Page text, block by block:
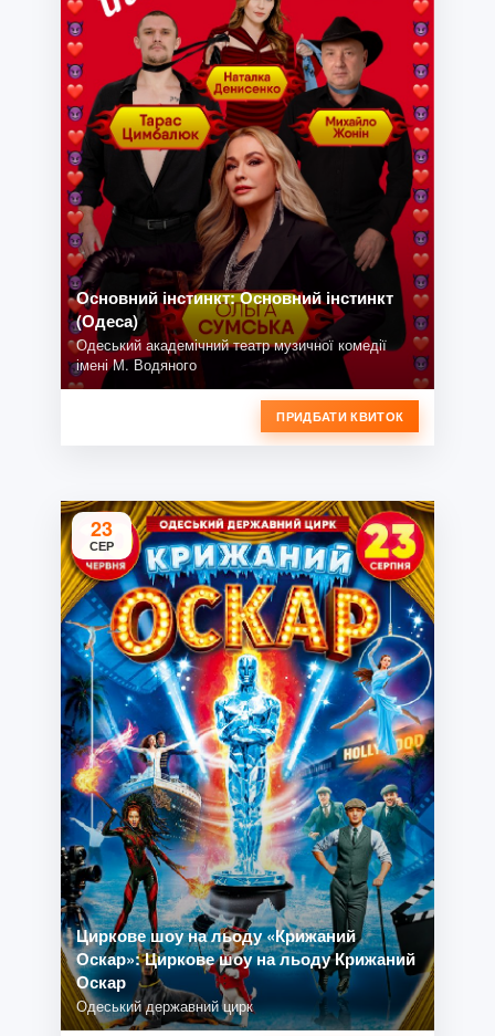
Основний інстинкт: Основний інстинкт
(Одеса)
Одеський академічний театр музичної комедії
імені М. Водяного
ПРИДБАТИ КВИТОК
23
СЕР
Циркове шоу на льоду «Крижаний
Оскар»: Циркове шоу на льоду Крижаний
Оскар
Одеський державний цирк